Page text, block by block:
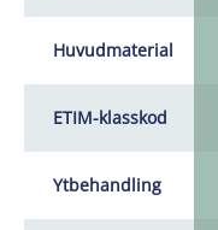
Huvudmaterial
ETIM-klasskod
Ytbehandling